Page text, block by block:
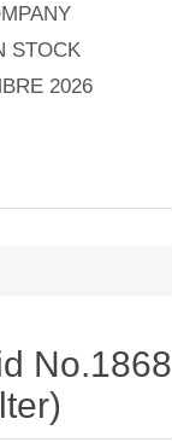
STOCK
2026
No.1868